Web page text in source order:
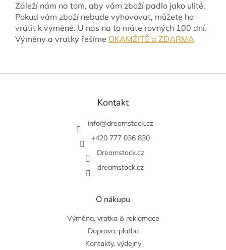
Záleží nám na tom, aby vám zboží padlo jako ulité.
Pokud vám zboží nebude vyhovovat, můžete ho
vrátit k výměně. U nás na to máte rovných 100 dní.
Výměny a vratky řešíme OKAMŽITĚ a ZDARMA
Z
Kontakt
info@dreamstock.cz
+420 777 036 830
Dreamstock.cz
dreamstock.cz
O nákupu
Výměna, vratka & reklamace
Doprava, platba
Kontakty, výdejny